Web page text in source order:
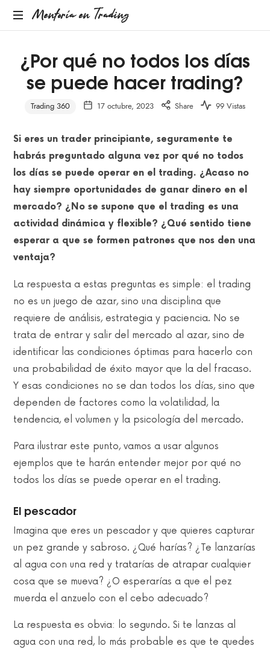
Mentoría
Mentoría en Trading
¿Por qué no todos los días
se puede hacer trading?
Trading 360 17 octubre, 2023 Share 99 Vistas
Si eres un trader principiante, seguramente te
habrás preguntado alguna vez por qué no todos
los días se puede operar en el trading. ¿Acaso no
hay siempre oportunidades de ganar dinero en el
mercado? ¿No se supone que el trading es una
actividad dinámica y flexible? ¿Qué sentido tiene
esperar a que se formen patrones que nos den una
ventaja?
La respuesta a estas preguntas es simple: el trading
no es un juego de azar, sino una disciplina que
requiere de análisis, estrategia y paciencia. No se
trata de entrar y salir del mercado al azar, sino de
identificar las condiciones óptimas para hacerlo con
una probabilidad de éxito mayor que la del fracaso.
Y esas condiciones no se dan todos los días, sino que
dependen de factores como la volatilidad, la
tendencia, el volumen y la psicología del mercado.
Para ilustrar este punto, vamos a usar algunos
ejemplos que te harán entender mejor por qué no
todos los días se puede operar en el trading.
El pescador
Imagina que eres un pescador y que quieres capturar
un pez grande y sabroso. ¿Qué harías? ¿Te lanzarías
al agua con una red y tratarías de atrapar cualquier
cosa que se mueva? ¿O esperarías a que el pez
muerda el anzuelo con el cebo adecuado?
La respuesta es obvia: lo segundo. Si te lanzas al
agua con una red, lo más probable es que te quedes